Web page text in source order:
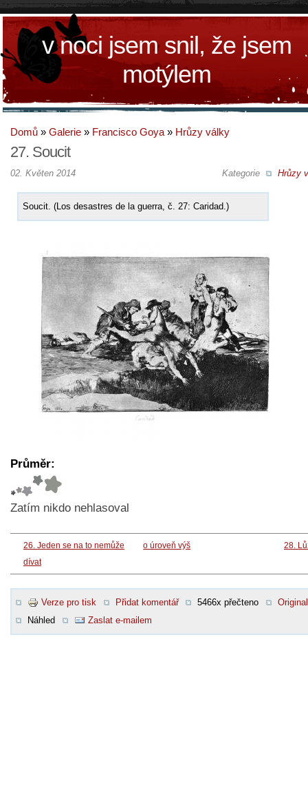
v noci jsem snil, že jsem
motýlem
Domů » Galerie » Francisco Goya » Hrůzy války
27. Soucit
Kategorie Hrůzy
02. Květen 2014
Soucit. (Los desastres de la guerra, č. 27: Caridad.)
Průměr:
Zatím nikdo nehlasoval
26. Jeden se na to nemůže
dívat
o úroveň výš 28.
Verze pro tisk Přidat komentář 5466x přečteno
Original
Náhled
Zaslat e-mailem